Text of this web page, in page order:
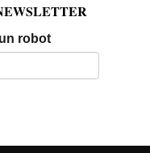
robotEmail